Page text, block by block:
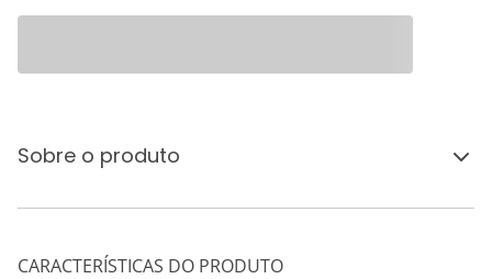
Sobre o produto
CARACTERÍSTICAS DO PRODUTO